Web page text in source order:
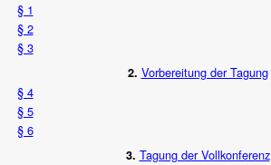
§ 1
§ 2
§ 3
2. Vorbereitung der Tagung
§ 4
§ 5
§ 6
3. Tagung der Vollkonferenz